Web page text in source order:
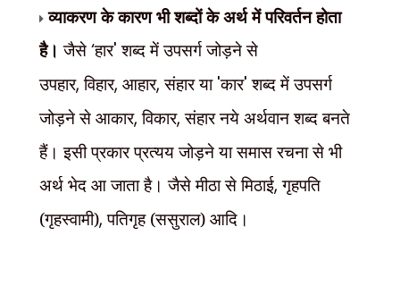
व्याकरण के कारण भी शब्दों के अर्थ में परिवर्तन होता
है।जैसे ‘हार'शब्द में उपसर्ग जोड़ने से
उपहार,विहार, आहार,संहार या 'कार'शब्द में उपसर्ग
जोड़ने से आकार,विकार,संहार नये अर्थवान शब्द बनते
हैं। इसी प्रकार प्रत्यय जोड़ने या समास रचना से भी
अर्थ भेद आ जाता है। जैसे मीठा से मिठाई,गृहपति
(गृहस्वामी),पतिगृह (ससुराल) आदि।